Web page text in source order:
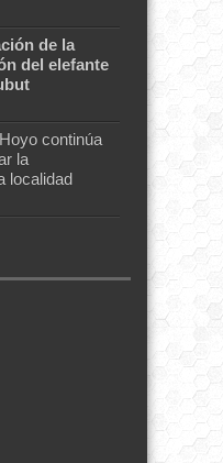
de la
del elefante
continúa
la
localidad